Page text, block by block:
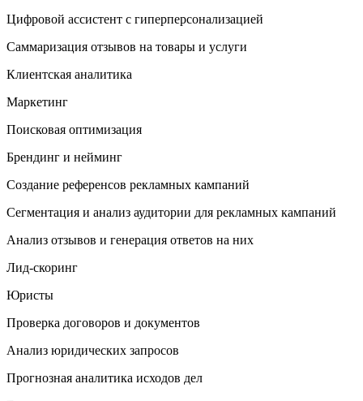
Цифровой ассистент с гиперперсонализацией
Саммаризация отзывов на товары и услуги
Клиентская аналитика
Маркетинг
Поисковая оптимизация
Брендинг и нейминг
Создание референсов рекламных кампаний
Сегментация и анализ аудитории для рекламных кампаний
Анализ отзывов и генерация ответов на них
Лид-скоринг
Юристы
Проверка договоров и документов
Анализ юридических запросов
Прогнозная аналитика исходов дел